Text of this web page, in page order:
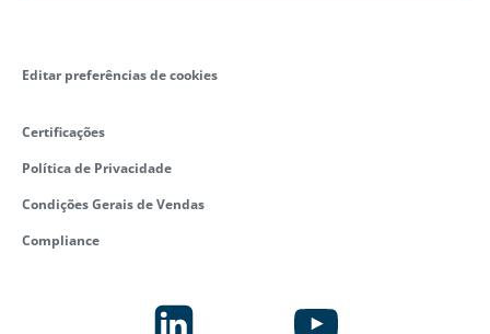
Editar preferências de cookies
Certificações
Política de Privacidade
Condições Gerais de Vendas
Compliance